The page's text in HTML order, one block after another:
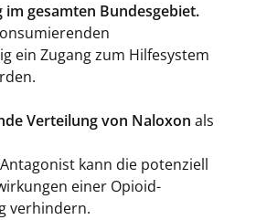
im gesamten Bundesgebiet.
ein Zugang zum Hilfesystem
Verteilung von Naloxon als
kann die potenziell
einer Opioid-
verhindern.